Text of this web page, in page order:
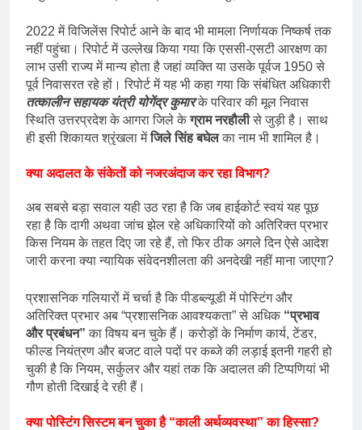
2022 में विजिलेंस रिपोर्ट आने के बाद भी मामला निर्णायक निष्कर्ष तक
नहीं पहुंचा। रिपोर्ट में उल्लेख किया गया कि एससी-एसटी आरक्षण का
लाभ उसी राज्य में मान्य होता है जहां व्यक्ति या उसके पूर्वज 1950 से
पूर्व निवासरत रहे हों। रिपोर्ट में यह भी कहा गया कि संबंधित अधिकारी
तत्कालीन सहायक यंत्री योगेंद्र कुमार के परिवार की मूल निवास
स्थिति उत्तरप्रदेश के आगरा जिले केग्राम नरहौलीसे जुड़ी है। साथ
ही इसी शिकायत श्रृंखला मेंजिले सिंह बघेलका नाम भी शामिल है।
क्या अदालत के संकेतों को नजरअंदाज कर रहा विभाग?
अब सबसे बड़ा सवाल यही उठ रहा है कि जब हाईकोर्ट स्वयं यह पूछ
रहा है कि दागी अथवा जांच झेल रहे अधिकारियों को अतिरिक्त प्रभार
किस नियम के तहत दिए जा रहे हैं, तो फिर ठीक अगले दिन ऐसे आदेश
जारी करना क्या न्यायिक संवेदनशीलता की अनदेखी नहीं माना जाएगा?
प्रशासनिक गलियारों में चर्चा है कि पीडब्ल्यूडी में पोस्टिंग और
अतिरिक्त प्रभार अब “प्रशासनिक आवश्यकता” से अधिक “प्रभाव
और प्रबंधन” का विषय बन चुके हैं। करोड़ों के निर्माण कार्य, टेंडर,
फील्ड नियंत्रण और बजट वाले पदों पर कब्जे की लड़ाई इतनी गहरी हो
चुकी है कि नियम, सर्कुलर और यहां तक कि अदालत की टिप्पणियां भी
गौण होती दिखाई दे रही हैं।
क्या पोस्टिंग सिस्टम बन चुका है “काली अर्थव्यवस्था” का हिस्सा?